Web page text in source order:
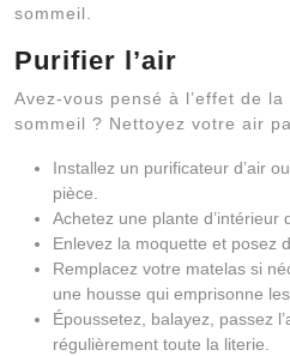
sommeil.
Purifier l’air
Avez-vous pensé à l’effet de
sommeil ? Nettoyez votre air
Installez un purificateur d’air
pièce.
Achetez une plante d’intérieur
Enlevez la moquette et posez
Remplacez votre matelas si
une housse qui emprisonne
Époussetez, balayez, passez
régulièrement toute la literie.